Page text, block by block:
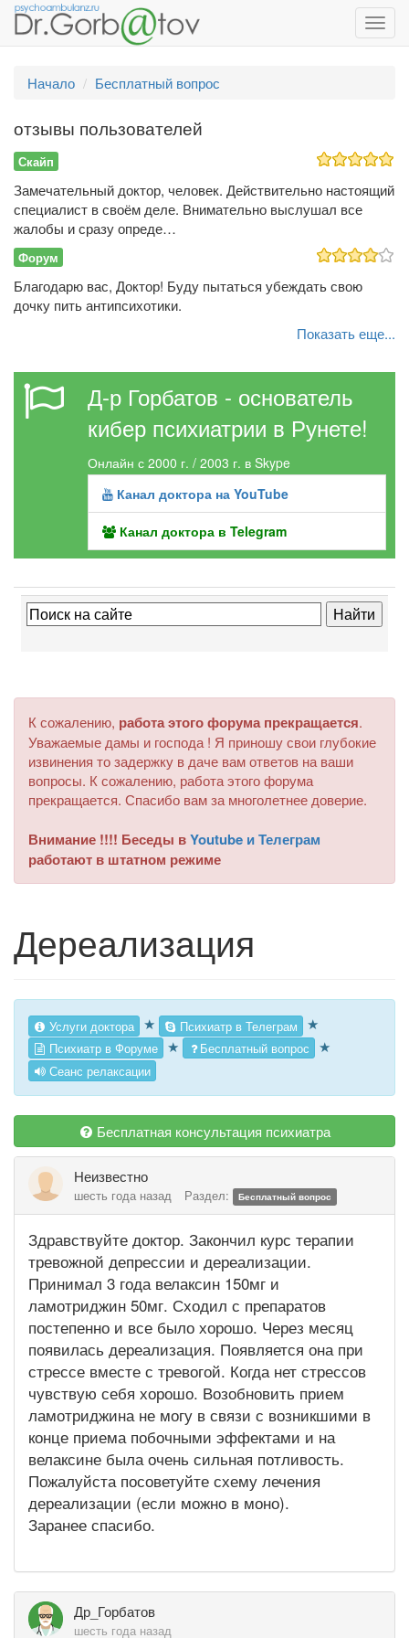
Начало
Бесплатный вопрос
отзывы пользователей
Скайп
Замечательный доктор, человек. Действительно настоящий
специалист в своём деле. Внимательно выслушал все
жалобы и сразу опреде…
Форум
Благодарю вас, Доктор! Буду пытаться убеждать свою
дочку пить антипсихотики.
Показать еще...
Д-р Горбатов - основатель
кибер психиатрии в Рунете!
Онлайн с 2000 г. / 2003 г. в Skype
Канал доктора на YouTube
Канал доктора в Telegram
К сожалению, работа этого форума прекращается.
Уважаемые дамы и господа ! Я приношу свои глубокие
извинения то задержку в даче вам ответов на ваши
вопросы. К сожалению, работа этого форума
прекращается. Спасибо вам за многолетнее доверие.
Внимание !!!! Беседы вYoutube и Телеграм
работают в штатном режиме
Дереализация
Услуги доктора ★ Психиатр в Телеграм ★
Психиатр в Форуме ★ Бесплатный вопрос ★
Сеанс релаксации
Бесплатная консультация психиатра
Неизвестно
шесть года назад Раздел: Бесплатный вопрос
Здравствуйте доктор. Закончил курс терапии
тревожной депрессии и дереализации.
Принимал 3 года велаксин 150мг и
ламотриджин 50мг. Сходил с препаратов
постепенно и все было хорошо. Через месяц
появилась дереализация. Появляется она при
стрессе вместе с тревогой. Когда нет стрессов
чувствую себя хорошо. Возобновить прием
ламотриджина не могу в связи с возникшими в
конце приема побочными эффектами и на
велаксине была очень сильная потливость.
Пожалуйста посоветуйте схему лечения
дереализации (если можно в моно).
Заранее спасибо.
Др_Горбатов
шесть года назад